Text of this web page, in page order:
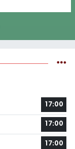
17:00
17:00
17:00